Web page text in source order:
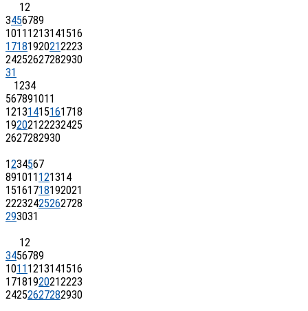
12
3456789
1011 1213141516
17181920212223
24252627282930
31
1234
567891011
12131415161718
19202122232425
2627282930
1234567
891011 121314
15161718192021
22232425262728
293031
12
3456789
1011 1213141516
17181920212223
24252627282930